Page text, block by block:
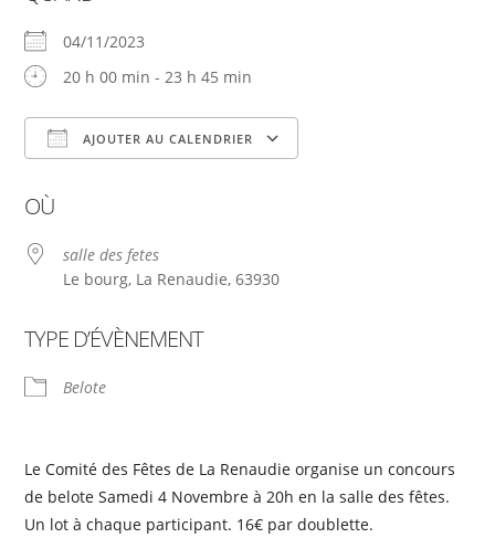
04/11/2023
20 h 00 min - 23 h 45 min
AJOUTER AU CALENDRIER
OÙ
salle des fetes
Le bourg, La Renaudie, 63930
TYPE D’ÉVÈNEMENT
Belote
Le Comité des Fêtes de La Renaudie organise un concours
de belote Samedi 4 Novembre à 20h en la salle des fêtes.
Un lot à chaque participant. 16€ par doublette.